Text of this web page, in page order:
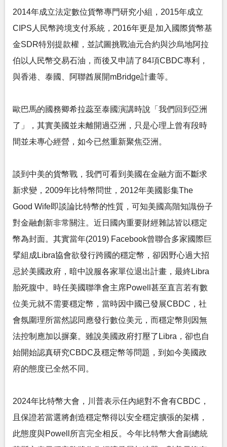
2014年成立法定數位貨幣專門研究小組，2015年成立
CIPS人民幣跨境支付系統，2016年更是加入國際貨幣基
金SDR特別提款權，並試圖挑戰油元合約與沙烏地阿拉
伯以人民幣交易石油，而後又申請了84項CBDC專利，
與香港、泰國、阿聯酋展開mBridge計畫等。
歐巴馬的國務卿希拉蕊至泰國演講時說「我們回到亞洲
了」，其實美國並未離開過亞洲，只是心理上曾有段時
間並未專心經營，如今已然重新聚焦亞洲。
談到中美的貨幣戰，我們可看到美國在金融方面不斷求
新求變，2009年比特幣問世，2012年美國影集The
Good Wife即談論比特幣的性質，可知美國高階知識份子
對金融創新非常關注。近日國內重要財經雜誌皆以穩定
幣為封面。其實當年(2019) Facebook曾聯合多家國際巨
擘組成Libra協會欲發行跨國的穩定幣，卻因野心過大招
忌於美國政府，暗中說服各家單位退出計畫，最終Libra
胎死腹中。時任美國聯準會主席Powell甚至直言若有數
位美元就不需要穩定幣，當時因中國已發展CBDC，社
會氛圍理所當然認同應發行數位美元，而穩定幣則因無
法控制應加以摒棄。雖說美國政府打壓了Libra，卻也自
始開始認真研究CBDC及穩定幣等問題，到如今美國政
府的態度已全然不同。
2024年比特幣大會，川普表示任內絕對不會有CBDC，
且保證若當選將創造穩定幣得以安全穩定擴張的架構，
此態度與Powell所言完全相反。今年比特幣大會副總統